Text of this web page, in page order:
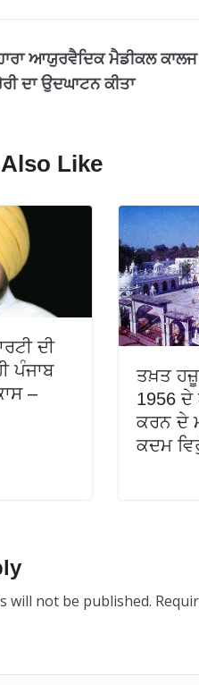
ਆਯੁਰਵੈਦਿਕ ਮੈਡੀਕਲ ਕਾਲਜ
ਦਾ ਉਦਘਾਟਨ ਕੀਤਾ
Like
ਦੀ
ਪੰਜਾਬ
–
ਤਖ਼ਤ
1956
ਕਰਨ ਦੇ
ਕਦਮ
will not be published.